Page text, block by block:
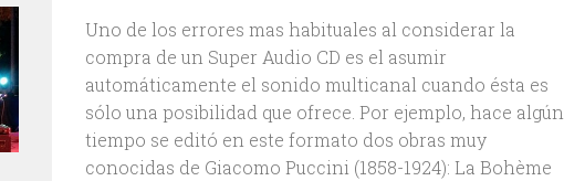
Uno de los errores mas habituales al considerar la
compra de un Super Audio CD es el asumir
automáticamente el sonido multicanal cuando ésta es
sólo una posibilidad que ofrece. Por ejemplo, hace algún
tiempo se editó en este formato dos obras muy
conocidas de Giacomo Puccini (1858-1924): La Bohème